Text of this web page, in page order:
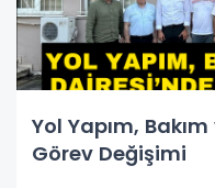
Yol Yapım,
Görev Değişimi